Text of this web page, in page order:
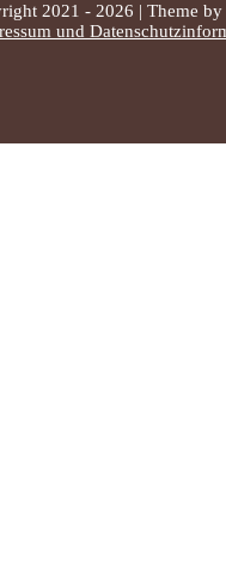
2021 - 2026 | Theme by
und